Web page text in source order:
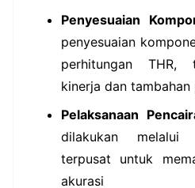
Penyesuaian
penyesuaian
perhitungan THR,
kinerja dan tambahan
Pelaksanaan
dilakukan melalui
terpusat untuk
akurasi